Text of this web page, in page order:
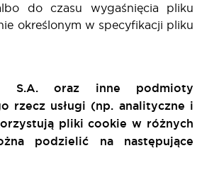
do czasu wygaśnięcia pliku
określonym w specyfikacji pliku
S.A. oraz inne podmioty
rzecz usługi (np. analityczne i
pliki cookie w różnych
podzielić na następujące